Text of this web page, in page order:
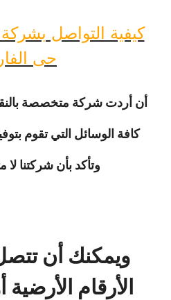
كيفية التواصل
حى
أن أردت شركة متخصصة
كافة الوسائل التي تقوم
وتأكد بأن شركتنا لا
ويمكنك أن
الأرقام الأرضية